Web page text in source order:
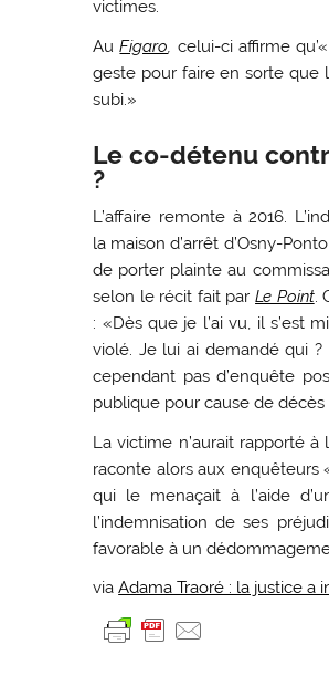
victimes.
AuFigaro, celui-ci affirme
geste pour faire en sorte que
subi.»
Le co-détenu
?
L’affaire remonte à 2016.
la maison d’arrêt d’Osny-
de porter plainte au
selon le récit fait parLe Point.
: «Dès que je l’ai vu, il s’est
violé. Je lui ai demandé qui ?
cependant pas d’enquête
publique pour cause de décès
La victime n’aurait rapporté
raconte alors aux enquêteurs
qui le menaçait à l’aide
l’indemnisation de ses
favorable à un
viaAdama Traoré : la justice a